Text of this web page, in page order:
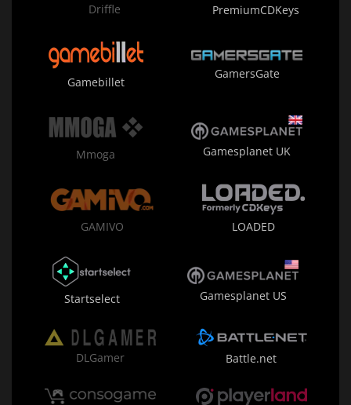
Driffle PremiumCDKeys
Gamebillet
GamersGate
Mmoga Gamesplanet UK
GAMIVO LOADED
Startselect Gamesplanet US
DLGamer Battle.net